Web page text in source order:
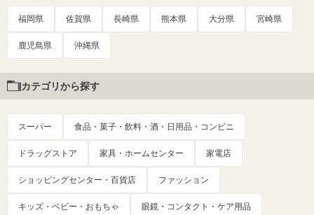
福岡県 佐賀県 長崎県 熊本県 大分県 宮崎県
鹿児島県 沖縄県
カテゴリから探す
スーパー 食品・菓子・飲料・酒・日用品・コンビニ
ドラッグストア 家具・ホームセンター 家電店
ショッピングセンター・百貨店 ファッション
キッズ・ベビー・おもちゃ 眼鏡・コンタクト・ケア用品